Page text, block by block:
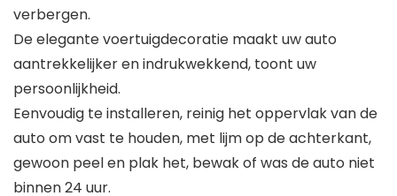
verbergen.
De elegante voertuigdecoratie maakt uw auto
aantrekkelijker en indrukwekkend, toont uw
persoonlijkheid.
Eenvoudig te installeren, reinig het oppervlak van de
auto om vast te houden, met lijm op de achterkant,
gewoon peel en plak het, bewak of was de auto niet
binnen 24 uur.